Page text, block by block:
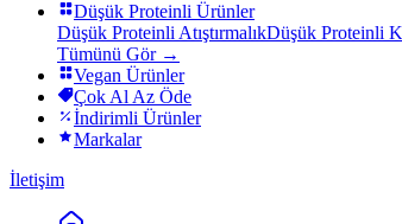
Düşük Proteinli Ürünler
Düşük Proteinli AtıştırmalıkDüşük Proteinli
Tümünü Gör →
Vegan Ürünler
Çok Al Az Öde
İndirimli Ürünler
Markalar
İletişim